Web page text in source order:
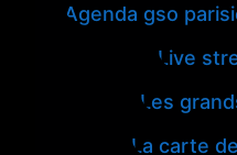
Agenda gso
Live
Les
La carte